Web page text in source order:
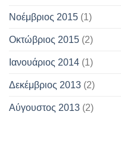
Νοέμβριος 2015 (1)
Οκτώβριος 2015 (2)
Ιανουάριος 2014 (1)
Δεκέμβριος 2013 (2)
Αύγουστος 2013 (2)